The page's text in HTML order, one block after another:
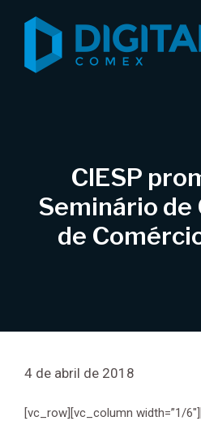
conteúdo
CIESP
Seminário de
de
4 de abril de 2018
[vc_row][vc_column width=”1/